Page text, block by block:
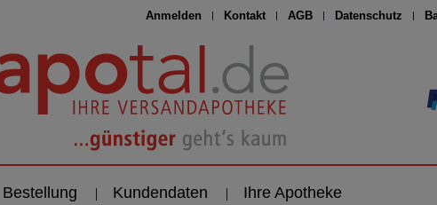
Anmelden Kontakt AGB Datenschutz
Bestellung Kundendaten Ihre Apotheke